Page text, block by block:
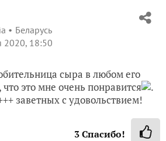
Беларусь
2020, 18:50
сыра в любом его
что это мне очень понравится
.
заветных с удовольствием!
3Спасибо!